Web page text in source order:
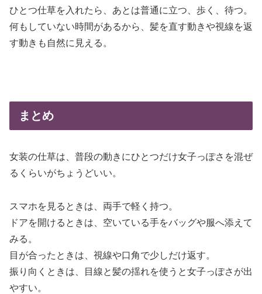
ひとつ仕草を入れたら、あとは普通に立つ、歩く、待つ。
何もしていない時間があるから、髪を直す動きや視線を返
す動きも自然に見える。
まとめ
女装の仕草は、普段の動きにひとつだけ女子っぽさを混ぜ
るくらいがちょうどいい。
スマホを見るときは、両手で軽く持つ。
ドアを開けるときは、空いている手をバッグや服へ添えて
みる。
目が合ったときは、視線や口角で少しだけ返す。
振り向くときは、目線と髪の揺れを使うと女子っぽさが出
やすい。